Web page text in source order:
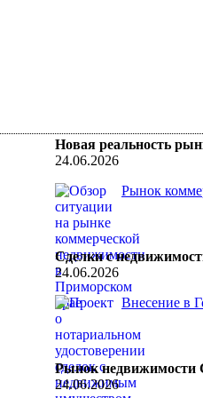
Новая реальность
24.06.2026
Рынок
Сделки с
24.06.2026
Внесение в
Рынок недвижимости
24.06.2026